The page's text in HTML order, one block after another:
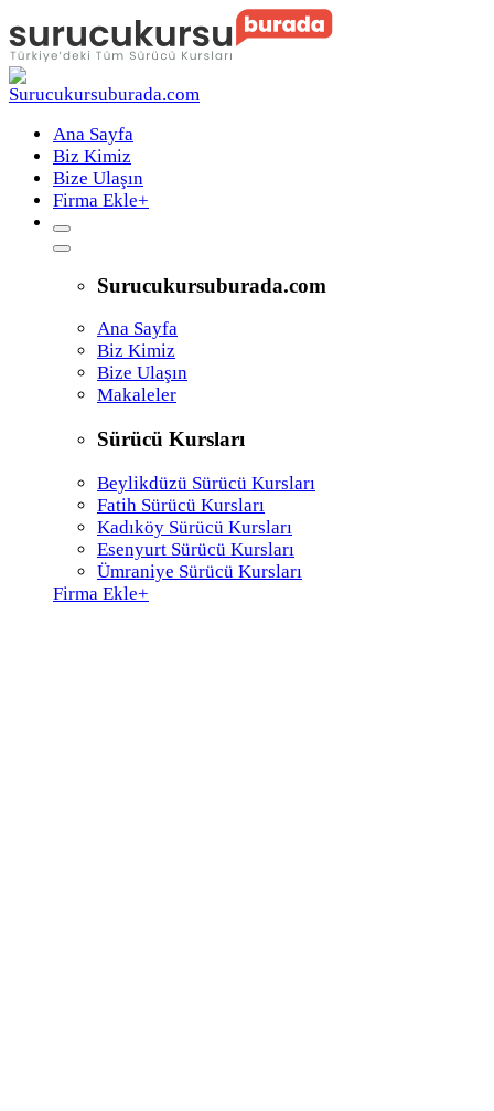
Ana Sayfa
Biz Kimiz
Bize Ulaşın
Firma Ekle+
Surucukursuburada.com
Ana Sayfa
Biz Kimiz
Bize Ulaşın
Makaleler
Sürücü Kursları
Beylikdüzü Sürücü Kursları
Fatih Sürücü Kursları
Kadıköy Sürücü Kursları
Esenyurt Sürücü Kursları
Ümraniye Sürücü Kursları
Firma Ekle+